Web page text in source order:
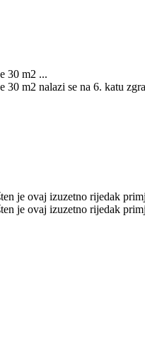
30 m2 ...
30 m2 nalazi se na 6. katu
je ovaj izuzetno rijedak
je ovaj izuzetno rijedak